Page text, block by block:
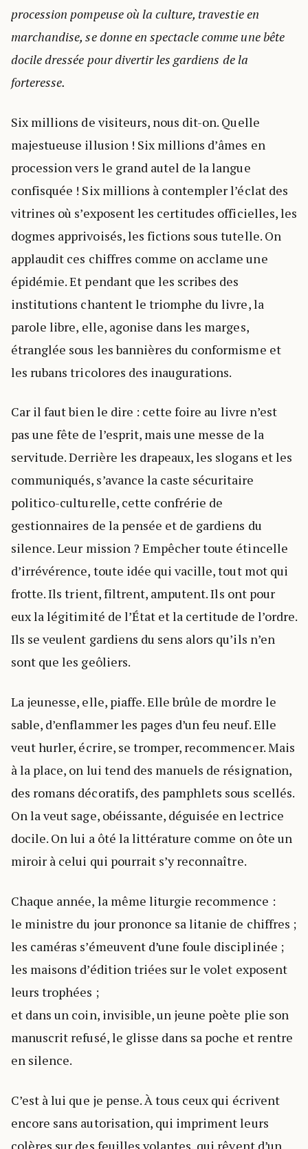
procession pompeuse où la culture, travestie en
marchandise, se donne en spectacle comme une bête
docile dressée pour divertir les gardiens de la
forteresse.
Six millions de visiteurs, nous dit-on. Quelle
majestueuse illusion ! Six millions d’âmes en
procession vers le grand autel de la langue
confisquée ! Six millions à contempler l’éclat des
vitrines où s’exposent les certitudes officielles, les
dogmes apprivoisés, les fictions sous tutelle. On
applaudit ces chiffres comme on acclame une
épidémie. Et pendant que les scribes des
institutions chantent le triomphe du livre, la
parole libre, elle, agonise dans les marges,
étranglée sous les bannières du conformisme et
les rubans tricolores des inaugurations.
Car il faut bien le dire : cette foire au livre n’est
pas une fête de l’esprit, mais une messe de la
servitude. Derrière les drapeaux, les slogans et les
communiqués, s’avance la caste sécuritaire
politico-culturelle, cette confrérie de
gestionnaires de la pensée et de gardiens du
silence. Leur mission ? Empêcher toute étincelle
d’irrévérence, toute idée qui vacille, tout mot qui
frotte. Ils trient, filtrent, amputent. Ils ont pour
eux la légitimité de l’État et la certitude de l’ordre.
Ils se veulent gardiens du sens alors qu’ils n’en
sont que les geôliers.
La jeunesse, elle, piaffe. Elle brûle de mordre le
sable, d’enflammer les pages d’un feu neuf. Elle
veut hurler, écrire, se tromper, recommencer. Mais
à la place, on lui tend des manuels de résignation,
des romans décoratifs, des pamphlets sous scellés.
On la veut sage, obéissante, déguisée en lectrice
docile. On lui a ôté la littérature comme on ôte un
miroir à celui qui pourrait s’y reconnaître.
Chaque année, la même liturgie recommence :
le ministre du jour prononce sa litanie de chiffres ;
les caméras s’émeuvent d’une foule disciplinée ;
les maisons d’édition triées sur le volet exposent
leurs trophées ;
et dans un coin, invisible, un jeune poète plie son
manuscrit refusé, le glisse dans sa poche et rentre
en silence.
C’est à lui que je pense. À tous ceux qui écrivent
encore sans autorisation, qui impriment leurs
colères sur des feuilles volantes, qui rêvent d’un